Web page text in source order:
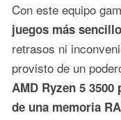
Con este equipo
juegos más
retrasos ni
provisto de un
AMD Ryzen 5
de una memoria